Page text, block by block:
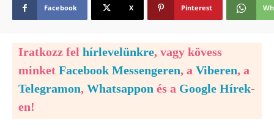
Facebook X Pinterest
Iratkozz fel hírlevelünkre, vagy kövess
minket Facebook Messengeren, a Viberen, a
Telegramon, Whatsappon és a Google Hírek-
en!